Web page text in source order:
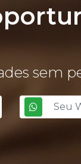
sem